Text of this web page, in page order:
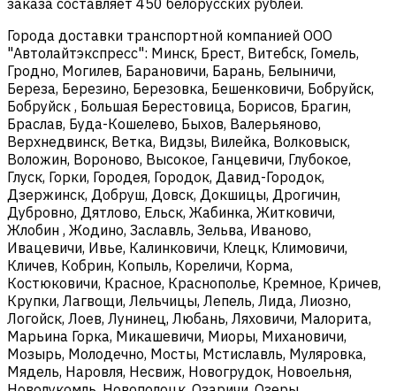
Города доставки транспортной компанией ООО
"Автолайтэкспресс": Минск, Брест, Витебск, Гомель,
Гродно, Могилев, Барановичи, Барань, Белыничи,
Береза, Березино, Березовка, Бешенковичи, Бобруйск,
Бобруйск , Большая Берестовица, Борисов, Брагин,
Браслав, Буда-Кошелево, Быхов, Валерьяново,
Верхнедвинск, Ветка, Видзы, Вилейка, Волковыск,
Воложин, Вороново, Высокое, Ганцевичи, Глубокое,
Глуск, Горки, Городея, Городок, Давид-Городок,
Дзержинск, Добруш, Довск, Докшицы, Дрогичин,
Дубровно, Дятлово, Ельск, Жабинка, Житковичи,
Жлобин , Жодино, Заславль, Зельва, Иваново,
Ивацевичи, Ивье, Калинковичи, Клецк, Климовичи,
Кличев, Кобрин, Копыль, Кореличи, Корма,
Костюковичи, Красное, Краснополье, Кремное, Кричев,
Крупки, Лагвощи, Лельчицы, Лепель, Лида, Лиозно,
Логойск, Лоев, Лунинец, Любань, Ляховичи, Малорита,
Марьина Горка, Микашевичи, Миоры, Михановичи,
Мозырь, Молодечно, Мосты, Мстиславль, Муляровка,
Мядель, Наровля, Несвиж, Новогрудок, Новоельня,